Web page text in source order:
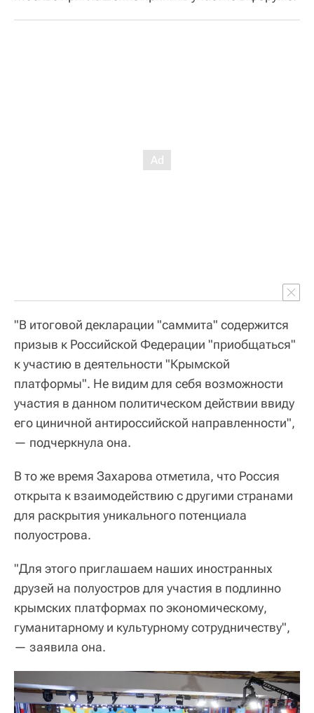
"В итоговой декларации "саммита" содержится
призыв к Российской Федерации "приобщаться"
к участию в деятельности "Крымской
платформы". Не видим для себя возможности
участия в данном политическом действии ввиду
его циничной антироссийской направленности",
— подчеркнула она.
В то же время Захарова отметила, что Россия
открыта к взаимодействию с другими странами
для раскрытия уникального потенциала
полуострова.
"Для этого приглашаем наших иностранных
друзей на полуостров для участия в подлинно
крымских платформах по экономическому,
гуманитарному и культурному сотрудничеству",
— заявила она.